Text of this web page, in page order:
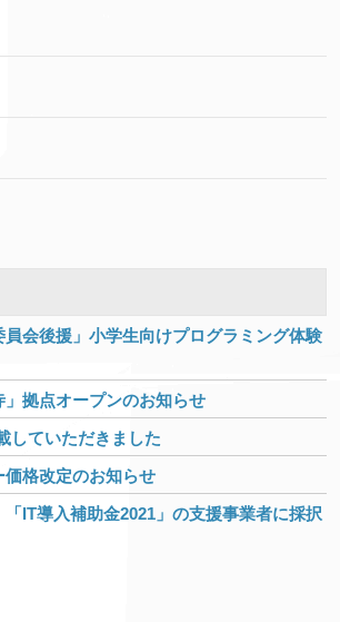
員会後援」小学生向けプログラミング体験
」拠点オープンのお知らせ
していただきました
価格改定のお知らせ
IT導入補助金2021」の支援事業者に採択